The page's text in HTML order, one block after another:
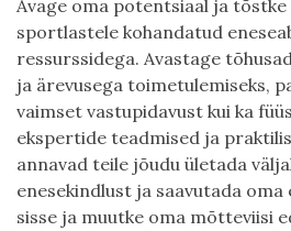
Avage oma potentsiaal ja
sportlastele kohandatud
ressurssidega. Avastage
ja ärevusega toimetulemiseks,
vaimset vastupidavust kui ka
ekspertide teadmised ja
annavad teile jõudu ületada
enesekindlust ja saavutada oma
sisse ja muutke oma mõtteviisi